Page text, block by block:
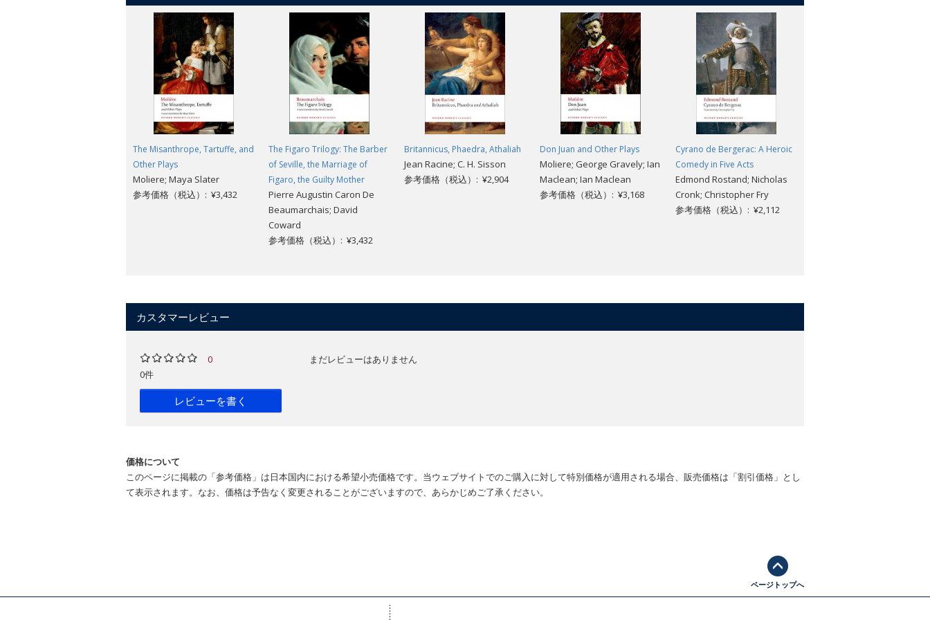
The Misanthrope, Tartuffe, and
Other Plays
Moliere; Maya Slater
参考価格（税込）: ¥3,432
The Figaro Trilogy: The Barber
of Seville, the Marriage of
Figaro, the Guilty Mother
Pierre Augustin Caron De
Beaumarchais; David
Coward
参考価格（税込）: ¥3,432
Britannicus, Phaedra, Athaliah
Jean Racine; C. H. Sisson
参考価格（税込）: ¥2,904
Don Juan and Other Plays
Moliere; George Gravely; Ian
Maclean; Ian Maclean
参考価格（税込）: ¥3,168
Cyrano de Bergerac: A Heroic
Comedy in Five Acts
Edmond Rostand; Nicholas
Cronk; Christopher Fry
参考価格（税込）: ¥2,112
カスタマーレビュー
0
0件
レビューを書く
まだレビューはありません
価格について
このページに掲載の「参考価格」は日本国内における希望小売価格です。当ウェブサイトでのご購入に対して特別価格が適用される場合、販売価格は「割引価格」とし
て表示されます。なお、価格は予告なく変更されることがございますので、あらかじめご了承ください。
ページトップへ